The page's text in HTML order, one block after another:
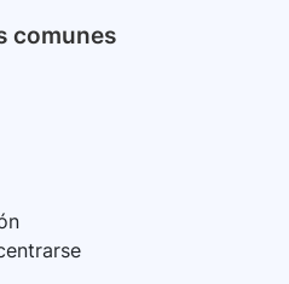
comunes